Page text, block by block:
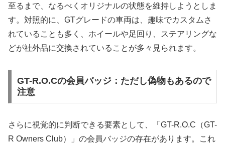
至るまで、なるべくオリジナルの状態を維持しようとしま
す。対照的に、GTグレードの車両は、趣味でカスタムさ
れていることも多く、ホイールや足回り、ステアリングな
どが社外品に交換されていることが多々見られます。
GT-R.O.Cの会員バッジ：ただし偽物もあるので
注意
さらに視覚的に判断できる要素として、「GT-R.O.C（GT-
R Owners Club）」の会員バッジの存在があります。これ